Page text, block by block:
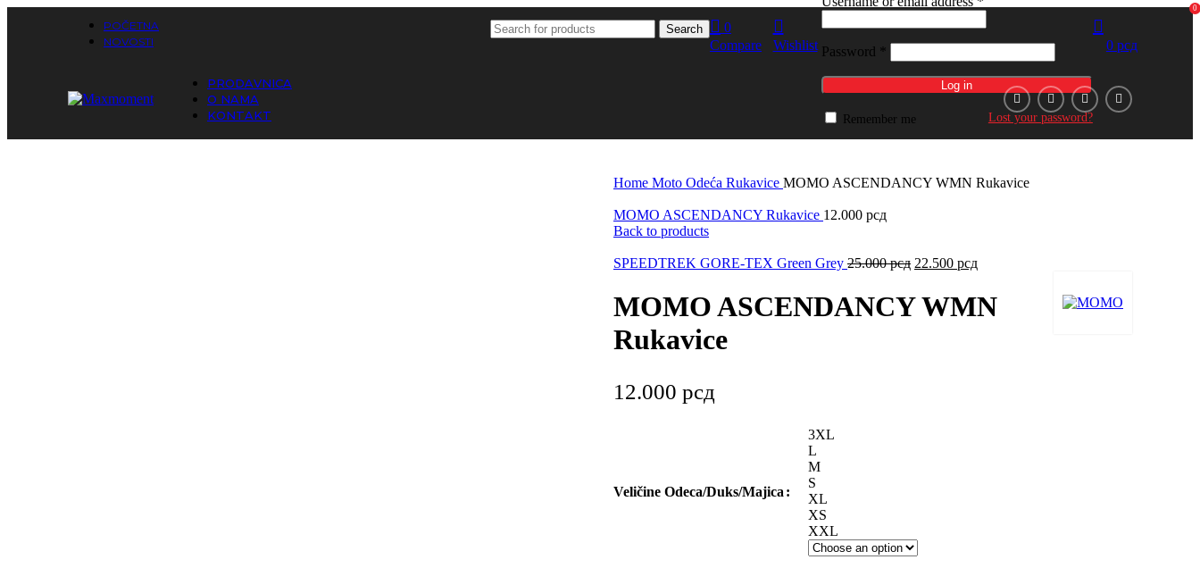
POČETNA
NOVOSTI
Search
0
Compare
Wishlist Password *
Log in
Lost your password?
Remember me
0
0 рсд
PRODAVNICA
O NAMA
KONTAKT
Home Moto Odeća Rukavice MOMO ASCENDANCY WMN Rukavice
MOMO ASCENDANCY Rukavice 12.000 рсд
Back to products
SPEEDTREK GORE-TEX Green Grey 25.000рсд 22.500 рсд
MOMO ASCENDANCY WMN
Rukavice
12.000 рсд
Veličine Odeca/Duks/Majica
3XL
L
M
S
XL
XS
XXL